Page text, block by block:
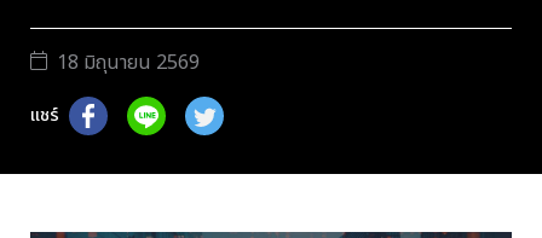
18 มิถุนายน 2569
แชร์